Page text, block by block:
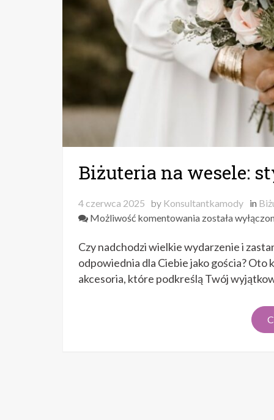
Biżuteria na wesele:
4 czerwca 2025 by Konsultantkamody in
Możliwość komentowania Biżuteria
wesele:
stylowe
akcesoria
została
Czy nadchodzi wielkie wydarzenie i
odpowiednia dla Ciebie jako gościa? Oto
akcesoria, które podkreślą Twój